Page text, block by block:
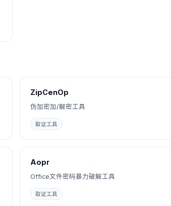
ZipCenOp
伪加密加/解密工具
取证工具
Aopr
Office文件密码暴力破解工具
取证工具